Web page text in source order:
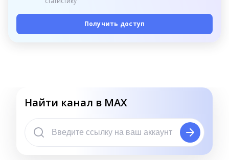
Получить доступ
Найти канал в MAX